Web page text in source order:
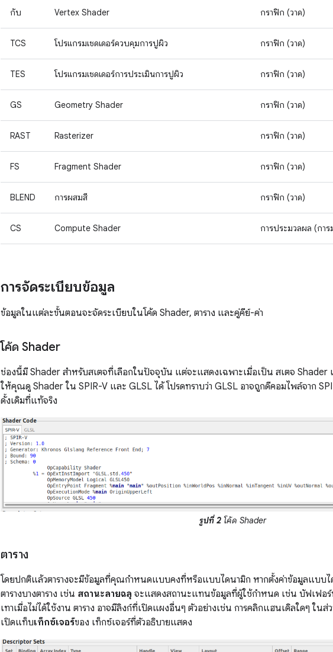
กับ Vertex Shader กราฟิก (วาด)
TCS โปรแกรมเชดเดอร์ควบคุมการปูผิว กราฟิก (วาด)
TES โปรแกรมเชดเดอร์การประเมินการปูผิว กราฟิก (วาด)
GS Geometry Shader กราฟิก (วาด)
RAST Rasterizer กราฟิก (วาด)
FS Fragment Shader กราฟิก (วาด)
BLEND การผสมสี กราฟิก (วาด)
CS Compute Shader การประมวลผล (กา
การจัดระเบียบข้อมูล
ข้อมูลในแต่ละขั้นตอนจะจัดระเบียบในโค้ด Shader, ตาราง และคู่คีย์-ค่า
โค้ด Shader
ช่องนี้มี Shader สำหรับสเตจที่เลือกในปัจจุบัน แต่จะแสดงเฉพาะเมื่อเป็น สเตจ
ให้คุณดู Shader ใน SPIR-V และ GLSL ได้ โปรดทราบว่า GLSL อาจถูกดีคอมไพล์จาก
ดั้งเดิมที่แท้จริง
รูปที่ 2 โค้ด Shader
ตาราง
โดยปกติแล้วตารางจะมีข้อมูลที่คุณกำหนดแบบคงที่หรือแบบไดนามิก หากตั้งค่าข้อมูลแบบได
ตารางบางตาราง เช่น สถานะลายฉลุ จะแสดงสถานะแทนข้อมูลที่ผู้ใช้กำหนด เช่น บัฟเฟอ
เทาเมื่อไม่ได้ใช้งาน ตาราง อาจมีลิงก์ที่เปิดแผงอื่นๆ ตัวอย่างเช่น การคลิกแฮนเดิลใดๆ ในส่
เปิดแท็บเท็กซ์เจอร์ของ เท็กซ์เจอร์ที่ตัวอธิบายแสดง